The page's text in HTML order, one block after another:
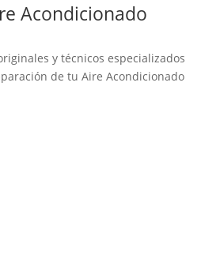
Acondicionado
y técnicos especializados
de tu Aire Acondicionado